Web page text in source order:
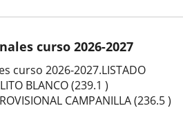
curso 2026-2027
curso 2026-2027.LISTADO
BLANCO (239.1 )
CAMPANILLA (236.5 )